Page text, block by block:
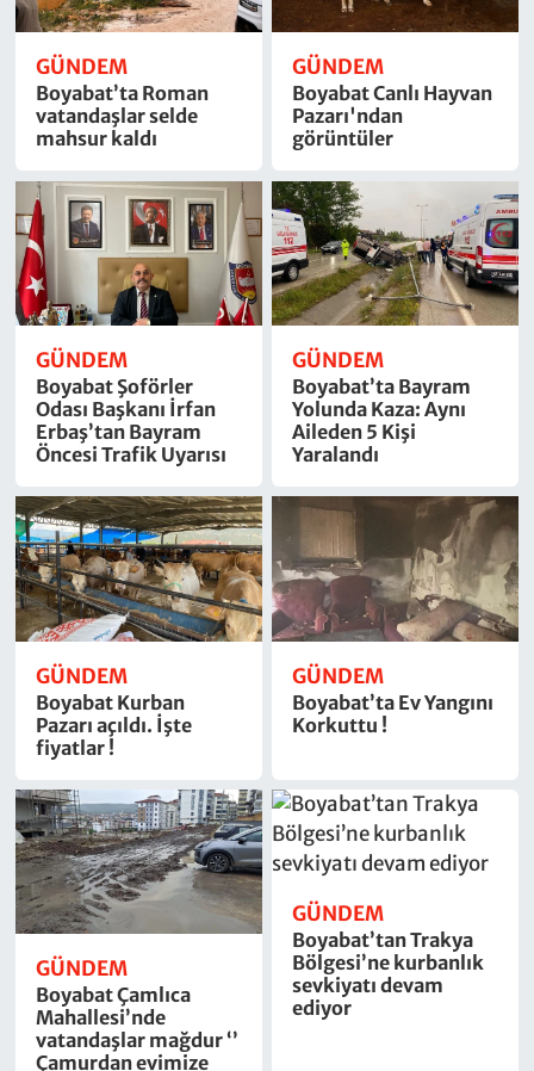
GÜNDEM
Boyabat’ta Roman
vatandaşlar selde
mahsur kaldı
GÜNDEM
Boyabat Canlı Hayvan
Pazarı'ndan
görüntüler
GÜNDEM
Boyabat Şoförler
Odası Başkanı İrfan
Erbaş’tan Bayram
Öncesi Trafik Uyarısı
GÜNDEM
Boyabat’ta Bayram
Yolunda Kaza: Aynı
Aileden 5 Kişi
Yaralandı
GÜNDEM
Boyabat Kurban
Pazarı açıldı. İşte
fiyatlar !
GÜNDEM
Boyabat’ta Ev Yangını
Korkuttu !
GÜNDEM
Boyabat Çamlıca
Mahallesi’nde
vatandaşlar mağdur ‘’
Çamurdan evimize
GÜNDEM
Boyabat’tan Trakya
Bölgesi’ne kurbanlık
sevkiyatı devam
ediyor